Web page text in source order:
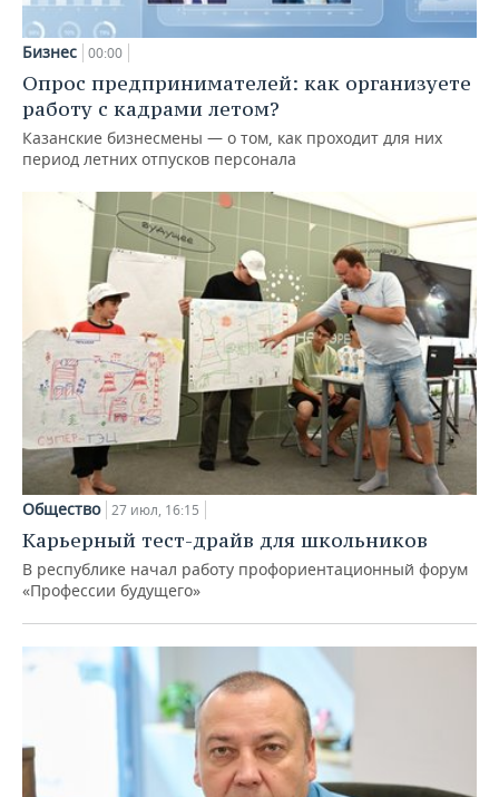
Бизнес 00:00
Опрос предпринимателей: как организуете
работу с кадрами летом?
Казанские бизнесмены — о том, как проходит для них
период летних отпусков персонала
Общество 27 июл, 16:15
Карьерный тест-драйв для школьников
В республике начал работу профориентационный форум
«Профессии будущего»